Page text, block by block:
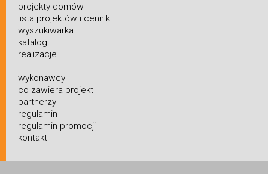
projekty domów
lista projektów i cennik
wyszukiwarka
katalogi
realizacje
wykonawcy
co zawiera projekt
partnerzy
regulamin
regulamin promocji
kontakt